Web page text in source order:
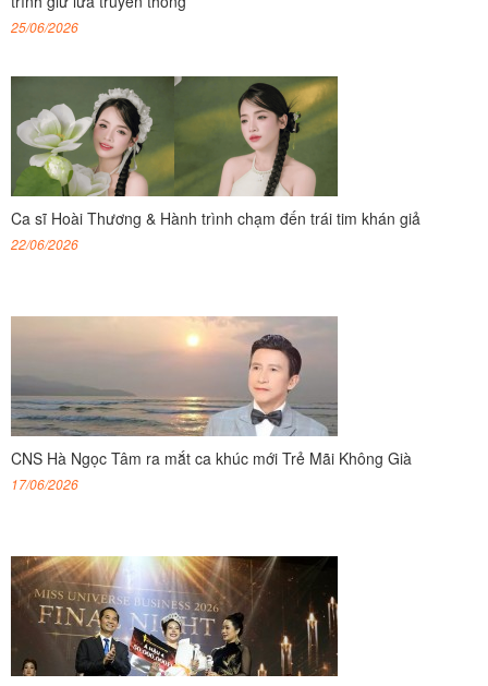
25/06/2026
Ca sĩ Hoài Thương & Hành trình chạm đến trái tim khán giả
22/06/2026
CNS Hà Ngọc Tâm ra mắt ca khúc mới Trẻ Mãi Không Già
17/06/2026